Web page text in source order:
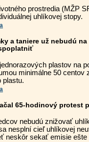
prostredia (MŽP
uhlíkovej stopy.
a taniere už nebudú
plastov na
minimálne 50 centov
plastu.
65-hodinový protest
nebudú znižovať
nesplní cieľ uhlíkovej
neskôr sekať emisie ešte